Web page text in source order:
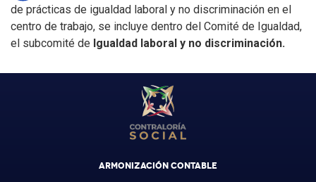
de prácticas de igualdad laboral y no discriminación en el
centro de trabajo, se incluye dentro del Comité de Igualdad,
el subcomité de Igualdad laboral y no discriminación.
ARMONIZACIÓN CONTABLE